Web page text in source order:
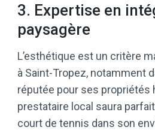
3. Expertise en
paysagère
L’esthétique est un critère
à Saint-Tropez, notamment
réputée pour ses propriétés
prestataire local saura
court de tennis dans son